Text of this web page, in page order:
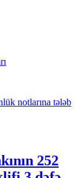
252